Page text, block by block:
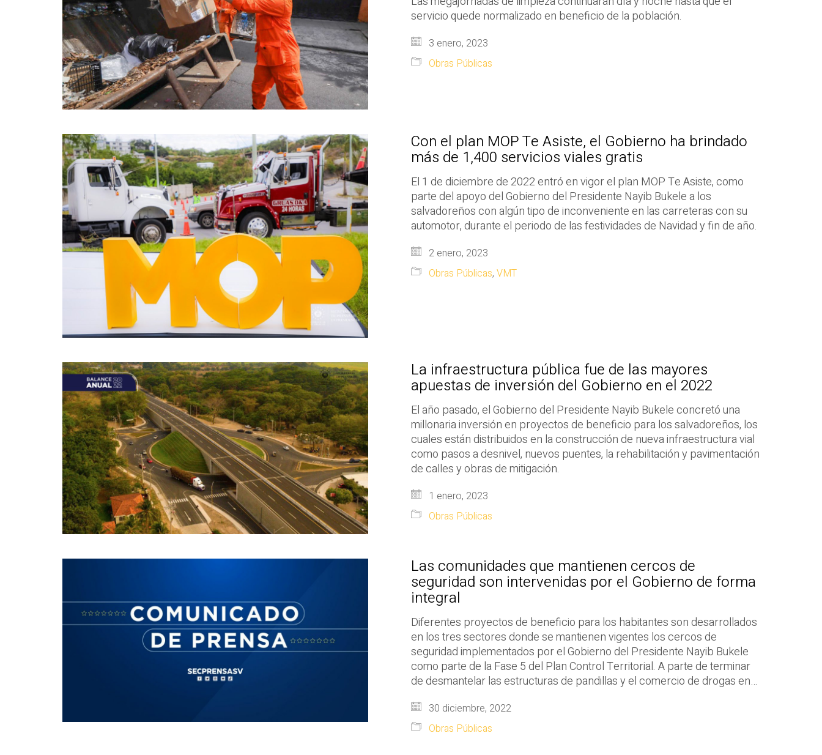
servicio quede normalizado en beneficio de la población.
3 enero, 2023
Obras Públicas
Con el plan MOP Te Asiste, el Gobierno ha brindado
más de 1,400 servicios viales gratis
El 1 de diciembre de 2022 entró en vigor el plan MOP Te Asiste, como
parte del apoyo del Gobierno del Presidente Nayib Bukele a los
salvadoreños con algún tipo de inconveniente en las carreteras con su
automotor, durante el periodo de las festividades de Navidad y fin de año.
2 enero, 2023
Obras Públicas, VMT
La infraestructura pública fue de las mayores
apuestas de inversión del Gobierno en el 2022
El año pasado, el Gobierno del Presidente Nayib Bukele concretó una
millonaria inversión en proyectos de beneficio para los salvadoreños, los
cuales están distribuidos en la construcción de nueva infraestructura vial
como pasos a desnivel, nuevos puentes, la rehabilitación y pavimentación
de calles y obras de mitigación.
1 enero, 2023
Obras Públicas
Las comunidades que mantienen cercos de
seguridad son intervenidas por el Gobierno de forma
integral
Diferentes proyectos de beneficio para los habitantes son desarrollados
en los tres sectores donde se mantienen vigentes los cercos de
seguridad implementados por el Gobierno del Presidente Nayib Bukele
como parte de la Fase 5 del Plan Control Territorial. A parte de terminar
de desmantelar las estructuras de pandillas y el comercio de drogas en…
30 diciembre, 2022
Obras Públicas